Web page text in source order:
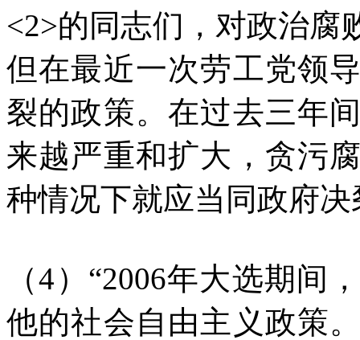
<2>的同志们，对政治腐
但在最近一次劳工党领
裂的政策。在过去三年
来越严重和扩大，贪污
种情况下就应当同政府
（4）“2006年大选期间
他的社会自由主义政策